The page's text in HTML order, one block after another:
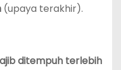
(upaya terakhir).
ditempuh terlebih